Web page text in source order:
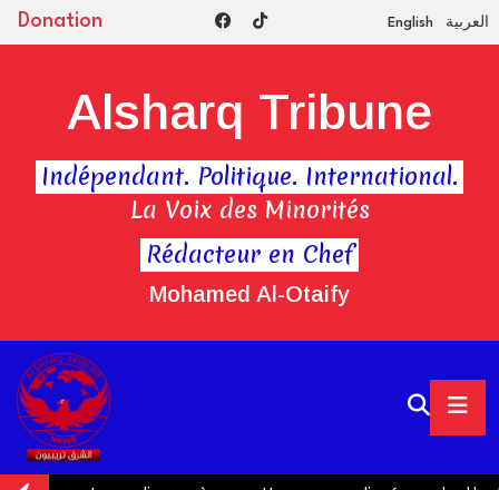
Donation English العربية
Rédacteur en Chef
Mohamed Al-Otaify
Alsharq Tribune
Indépendant. Politique. International.
La Voix des Minorités